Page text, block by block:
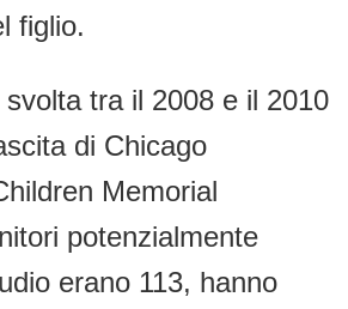
figlio.
tra il 2008 e il 2010
di Chicago
Memorial
potenzialmente
erano 113, hanno